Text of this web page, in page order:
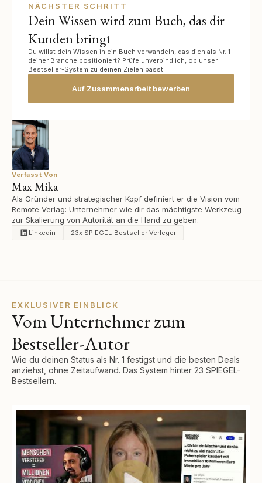
NÄCHSTER SCHRITT
Dein Wissen wird zum Buch, das dir
Kunden bringt
Du willst dein Wissen in ein Buch verwandeln, das dich als Nr. 1
deiner Branche positioniert? Prüfe unverbindlich, ob unser
Bestseller-System zu deinen Zielen passt.
Auf Zusammenarbeit bewerben
Verfasst Von
Max Mika
Als Gründer und strategischer Kopf definiert er die Vision vom
Remote Verlag: Unternehmer wie dir das mächtigste Werkzeug
zur Skalierung von Autorität an die Hand zu geben.
Linkedin 23x SPIEGEL-Bestseller Verleger
EXKLUSIVER EINBLICK
Vom Unternehmer zum
Bestseller-Autor
Wie du deinen Status als Nr. 1 festigst und die besten Deals
anziehst, ohne Zeitaufwand. Das System hinter 23 SPIEGEL-
Bestsellern.